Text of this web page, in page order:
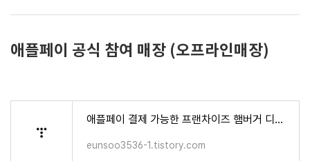
애플페이 공식 참여 매장 (오프라인매장)
애플페이 결제 가능한 프랜차이즈 햄버거 디저트 호텔 등
eunsoo3536-1.tistory.com